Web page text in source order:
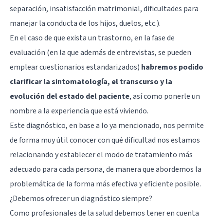
separación, insatisfacción matrimonial, dificultades para
manejar la conducta de los hijos, duelos, etc.).
En el caso de que exista un trastorno, en la fase de
evaluación (en la que además de entrevistas, se pueden
emplear cuestionarios estandarizados) habremos podido
clarificar la sintomatología, el transcurso y la
evolución del estado del paciente, así como ponerle un
nombre a la experiencia que está viviendo.
Este diagnóstico, en base a lo ya mencionado, nos permite
de forma muy útil conocer con qué dificultad nos estamos
relacionando y establecer el modo de tratamiento más
adecuado para cada persona, de manera que abordemos la
problemática de la forma más efectiva y eficiente posible.
¿Debemos ofrecer un diagnóstico siempre?
Como profesionales de la salud debemos tener en cuenta